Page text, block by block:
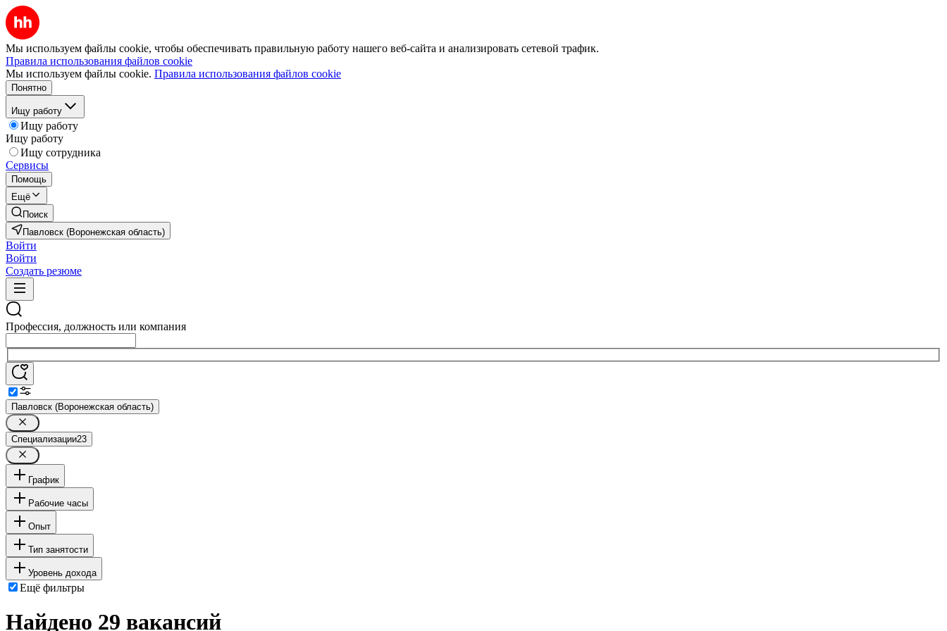
Мы используем файлы cookie, чтобы обеспечивать правильную работу нашего веб-сайта и анализировать сетевой трафик.
Правила использования файлов cookie
Мы используем файлы cookie. Правила использования файлов cookie
Понятно
Ищу работу
Ищу работу
Ищу работу
Ищу сотрудника
Сервисы
Помощь
Ещё
Поиск
Павловск (Воронежская область)
Войти
Войти
Создать резюме
Профессия, должность или компания
Павловск (Воронежская область)
Специализации23
График
Рабочие часы
Опыт
Тип занятости
Уровень дохода
Ещё фильтры
Найдено 29 вакансий